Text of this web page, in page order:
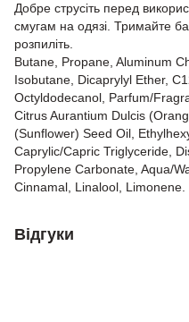
Добре струсіть перед
смугам на одязі. Тримайте
розпиліть.
Butane, Propane, Aluminum
Isobutane, Dicaprylyl Ether,
Octyldodecanol, Parfum/
Citrus Aurantium Dulcis
(Sunflower) Seed Oil,
Caprylic/Capric Triglyceride,
Propylene Carbonate, Aqua/
Cinnamal, Linalool, Limonene.
Відгуки